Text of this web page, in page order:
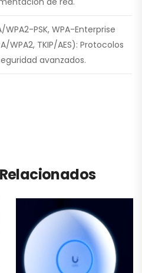
WPA2-PSK, WPA-Enterprise
WPA2, TKIP/AES): Protocolos
avanzados.